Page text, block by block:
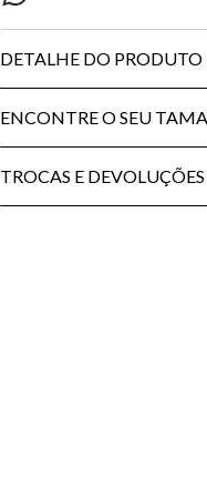
DETALHE DO PRODUTO
ENCONTRE O SEU
TROCAS E DEVOLUÇÕES